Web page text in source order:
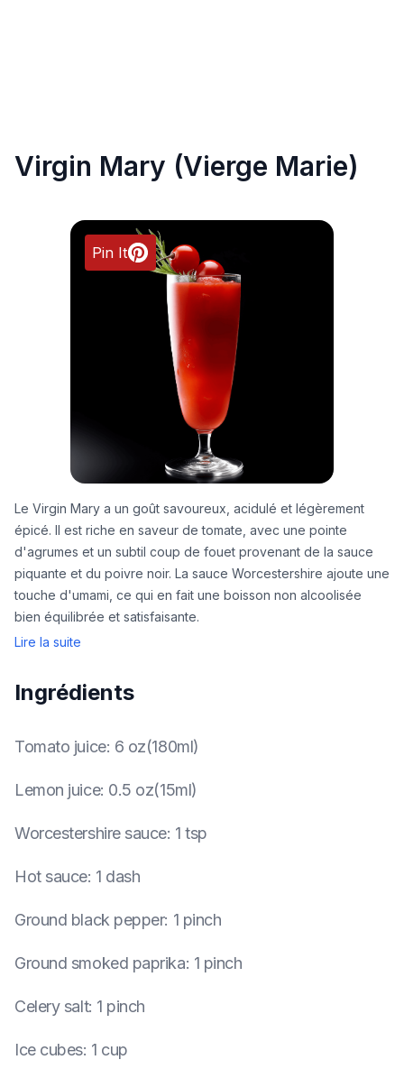
Virgin Mary (Vierge Marie)
Pin It
Le Virgin Mary a un goût savoureux, acidulé et légèrement
épicé. Il est riche en saveur de tomate, avec une pointe
d'agrumes et un subtil coup de fouet provenant de la sauce
piquante et du poivre noir. La sauce Worcestershire ajoute une
touche d'umami, ce qui en fait une boisson non alcoolisée
bien équilibrée et satisfaisante.
Lire la suite
Ingrédients
Tomato juice: 6 oz(180ml)
Lemon juice: 0.5 oz(15ml)
Worcestershire sauce: 1 tsp
Hot sauce: 1 dash
Ground black pepper: 1 pinch
Ground smoked paprika: 1 pinch
Celery salt: 1 pinch
Ice cubes: 1 cup